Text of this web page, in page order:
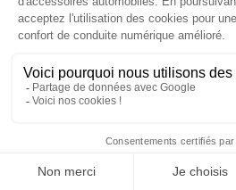
Pompe diesel BMW
Allumage / Préchauffage BMW
Boitier de préchauffage BMW
Bougie de préchauffage BMW
Amortisseurs BMW
Amortisseur de vibrations BMW